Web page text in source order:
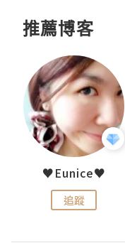
推薦博客
♥Eunice♥
追蹤